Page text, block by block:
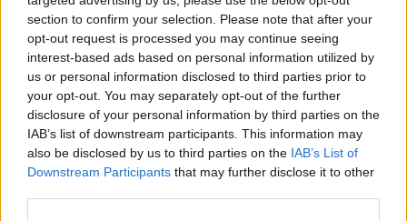
section to confirm your selection. Please note that after your
opt-out request is processed you may continue seeing
interest-based ads based on personal information utilized by
us or personal information disclosed to third parties prior to
your opt-out. You may separately opt-out of the further
disclosure of your personal information by third parties on the
IAB’s list of downstream participants. This information may
also be disclosed by us to third parties on the IAB’s List of
Downstream Participants that may further disclose it to other
Classic Mantra
Riepilogo stagione
Titolare 28 - 96